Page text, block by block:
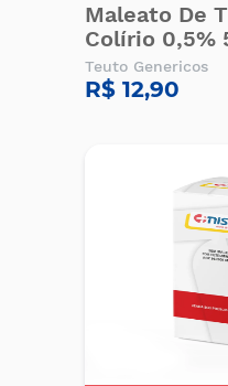
Maleato De
Colírio 0,5%
Teuto Genericos
R$ 12,90